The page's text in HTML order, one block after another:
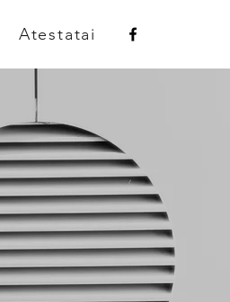
Atestatai